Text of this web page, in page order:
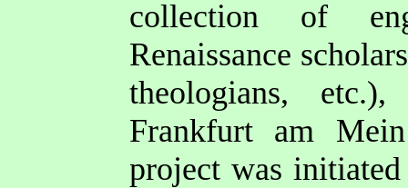
collection of
Renaissance
theologians,
Frankfurtam Mein
project was